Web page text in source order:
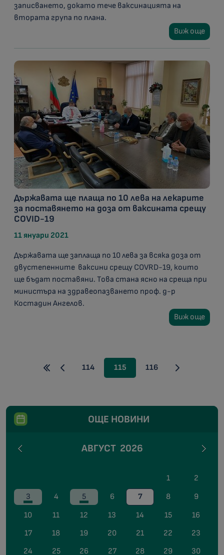
записването, докато тече ваксинацията на
втората група по плана.
Виж още
Държавата ще плаща по 10 лева на лекарите
за поставянето на доза от ваксината срещу
COVID-19
11 януари 2021
Държавата ще заплаща по 10 лева за всяка доза от
двустепенните ваксини срещу COVRD-19, които
ще бъдат поставяни. Това стана ясно на среща при
министъра на здравеопазването проф. д-р
Костадин Ангелов.
Виж още
114 115 116
ОЩЕ НОВИНИ
АВГУСТ 2026
1
2
3
4 5 6 7 8
9
10
11 12 13 14 15
16
17
18 19 20 21 22
23
24
25 26 27 28 29 30